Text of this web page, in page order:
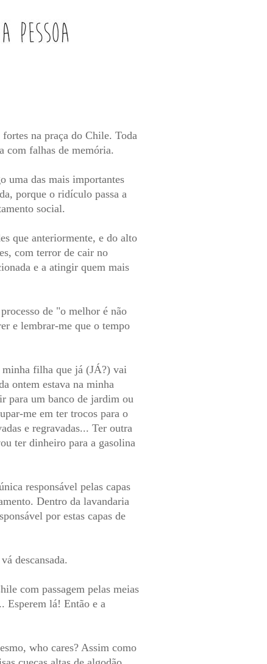
na praça do Chile. Toda
com falhas de memória.
uma das mais importantes
porque o ridículo passa a
social.
que anteriormente, e do alto
com terror de cair no
e a atingir quem mais
de "o melhor é não
e lembrar-me que o tempo
minha filha que já (JÁ?) vai
ontem estava na minha
para um banco de jardim ou
me em ter trocos para o
e regravadas... Ter outra
ter dinheiro para a gasolina
responsável pelas capas
Dentro da lavandaria
por estas capas de
descansada.
com passagem pelas meias
Esperem lá! Então e a
who cares? Assim como